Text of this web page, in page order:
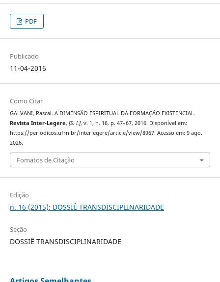
PDF
Publicado
11-04-2016
Como Citar
GALVANI, Pascal. A DIMENSÃO ESPIRITUAL DA FORMAÇÃO EXISTENCIAL.
Revista Inter-Legere, [S. l.], v. 1, n. 16, p. 47–67, 2016. Disponível em:
https://periodicos.ufrn.br/interlegere/article/view/8967. Acesso em: 9 ago.
2026.
Fomatos de Citação
Edição
n. 16 (2015): DOSSIÊ TRANSDISCIPLINARIDADE
Seção
DOSSIÊ TRANSDISCIPLINARIDADE